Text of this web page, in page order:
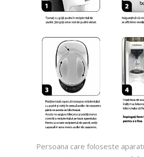
Persoana care foloseste